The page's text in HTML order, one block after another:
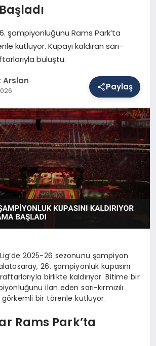
şampiyonluğunu Rams Park’ta
kutluyor. Kupayı kaldıran sarı-
buluştu.
Arslan
Paylaş
2025-26 sezonunu şampiyon
26. şampiyonluk kupasını
birlikte kaldırıyor. Bitime bir
ilan eden sarı-kırmızılı
görkemli bir törenle kutluyor.
Rams Park’ta